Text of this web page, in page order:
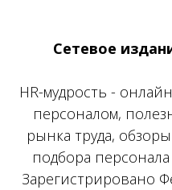
Сетевое
HR-мудрость -
персоналом,
рынка труда,
подбора
Зарегистрировано